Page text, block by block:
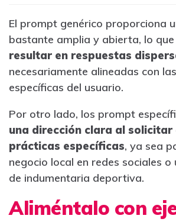
El prompt genérico proporciona
bastante amplia y abierta, lo que
resultar en respuestas
necesariamente alineadas con
específicas del usuario.
Por otro lado, los prompt
una dirección clara al
prácticas específicas, ya sea
negocio local en redes sociales o
de indumentaria deportiva.
Aliméntalo con